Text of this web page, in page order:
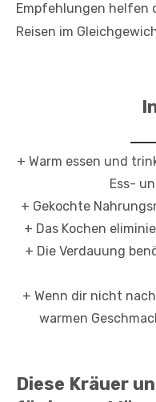
Empfehlungen helfen
Reisen im
+ Warm essen und
Ess-
+ Gekochte
+ Das Kochen
+ Die Verdauung
+ Wenn dir nicht
warmen
Diese Kräuer